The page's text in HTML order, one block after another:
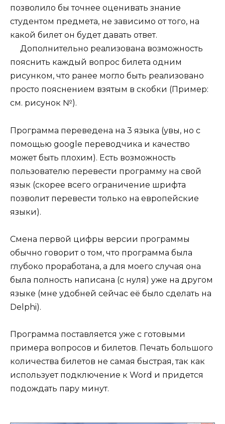
позволило бы точнее оценивать знание
студентом предмета, не зависимо от того, на
какой билет он будет давать ответ.
Дополнительно реализована возможность
пояснить каждый вопрос билета одним
рисунком, что ранее могло быть реализовано
просто пояснением взятым в скобки (Пример:
см. рисунок №).
Программа переведена на 3 языка (увы, но с
помощью google переводчика и качество
может быть плохим). Есть возможность
пользователю перевести программу на свой
язык (скорее всего ограничение шрифта
позволит перевести только на европейские
языки).
Смена первой цифры версии программы
обычно говорит о том, что программа была
глубоко проработана, а для моего случая она
была полность написана (с нуля) уже на другом
языке (мне удобней сейчас её было сделать на
Delphi).
Программа поставляется уже с готовыми
примера вопросов и билетов. Печать большого
количества билетов не самая быстрая, так как
использует подключение к Word и придется
подождать пару минут.